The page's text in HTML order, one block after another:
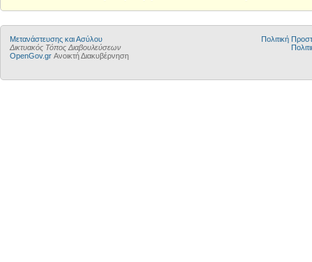
Μετανάστευσης και Ασύλου
Δικτυακός Τόπος Διαβουλεύσεων
OpenGov.gr Ανοικτή Διακυβέρνηση
Πολιτική